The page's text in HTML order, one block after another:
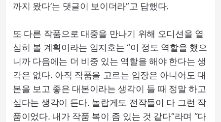
까지 왔다’는 댓글이 보이더라”고 답했다.
또 다른 작품으로 대중을 만나기 위해 오디션을 열
심히 볼 계획이라는 임지호는 “이 정도 역할을 했으
니까 다음에는 더 비중 있는 역할을 해야 한다는 생
각은 없다. 아직 작품을 고르는 입장은 아니어도 대
본을 보고 좋은 대본이라는 생각이 들 때 정말 하고
싶다는 생각이 든다. 놀랍게도 전작들이 다 그런 작
품이었다. 내가 작품 복이 좀 있는 것 같다”라며 “다